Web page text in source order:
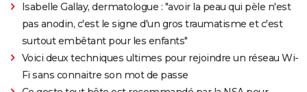
Isabelle Gallay, dermatologue : "avoir la peau qui pèle n'est
pas anodin, c'est le signe d'un gros traumatisme et c'est
surtout embêtant pour les enfants"
Voici deux techniques ultimes pour rejoindre un réseau Wi-
Fi sans connaitre son mot de passe